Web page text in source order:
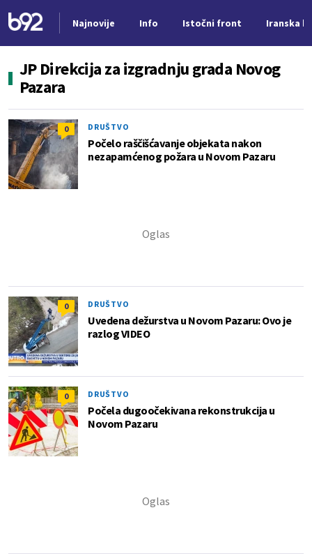
Najnovije Info Istočni front Iranska
JP Direkcija za izgradnju grada Novog
Pazara
0 DRUŠTVO
Počelo raščišćavanje objekata nakon
nezapamćenog požara u Novom Pazaru
0 DRUŠTVO
Uvedena dežurstva u Novom Pazaru: Ovo je
razlog VIDEO
0 DRUŠTVO
Počela dugoočekivana rekonstrukcija u
Novom Pazaru